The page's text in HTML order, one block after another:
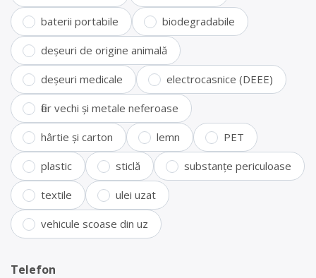
baterii portabile biodegradabile
deșeuri de origine animală
deșeuri medicale electrocasnice (DEEE)
fier vechi și metale neferoase
hârtie și carton lemn PET
plastic sticlă substanțe periculoase
textile ulei uzat
vehicule scoase din uz
Telefon